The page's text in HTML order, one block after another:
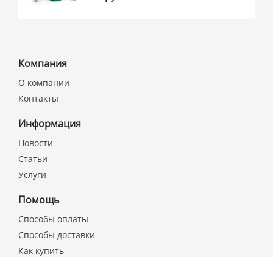
Компания
О компании
Контакты
Информация
Новости
Статьи
Услуги
Помощь
Способы оплаты
Способы доставки
Как купить